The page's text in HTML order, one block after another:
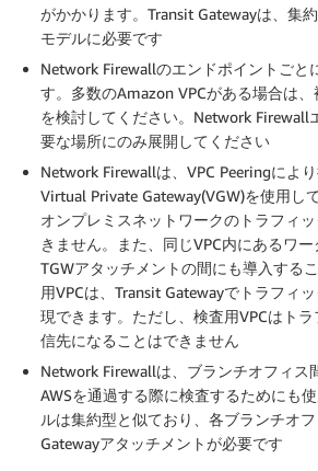
がかかります。Transit Gatewayは、集
モデルに必要です
Network Firewallのエンドポイントごと
す。多数のAmazon VPCがある場合は
を検討してください。Network Firewall
要な場所にのみ展開してください
Network Firewallは、VPC Peeringにより
Virtual Private Gateway(VGW)を使用し
オンプレミスネットワークのトラフィ
きません。また、同じVPC内にあるワ
TGWアタッチメントの間にも導入する
用VPCは、Transit Gatewayでトラフィ
現できます。ただし、検査用VPCはト
信先になることはできません
Network Firewallは、ブランチオフィス
AWSを通過する際に検査するためにも
ルは集約型と似ており、各ブランチオ
Gatewayアタッチメントが必要です